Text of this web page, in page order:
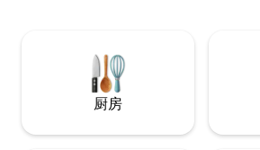
Hills Golf Course）、老蒂奥加农场（Old
Tioga Farm）（高级餐厅）、攀岩和萨斯
奎哈纳河（Susquehanna River）。
厨房